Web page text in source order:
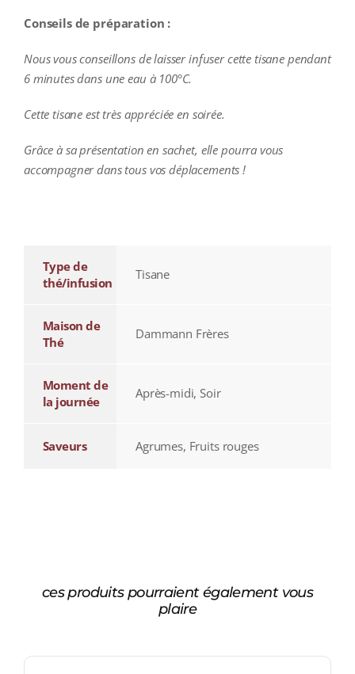
Conseils de préparation :
Nous vous conseillons de laisser infuser cette tisane pendant
6 minutes dans une eau à 100°C.
Cette tisane est très appréciée en soirée.
Grâce à sa présentation en sachet, elle pourra vous
accompagner dans tous vos déplacements !
Type de
thé/infusion
Tisane
Maison de
Thé
Dammann Frères
Moment de
la journée
Après-midi, Soir
Saveurs Agrumes, Fruits rouges
ces produits pourraient également vous
plaire